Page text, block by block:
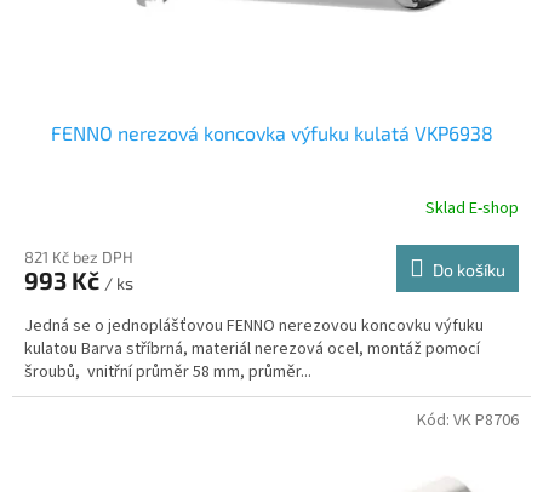
FENNO nerezová koncovka výfuku kulatá VKP6938
Sklad E-shop
821 Kč bez DPH
993 Kč / ks
Do košíku
Jedná se o jednoplášťovou FENNO nerezovou koncovku výfuku
kulatou Barva stříbrná, materiál nerezová ocel, montáž pomocí
šroubů, vnitřní průměr 58 mm, průměr...
Kód: VK P8706